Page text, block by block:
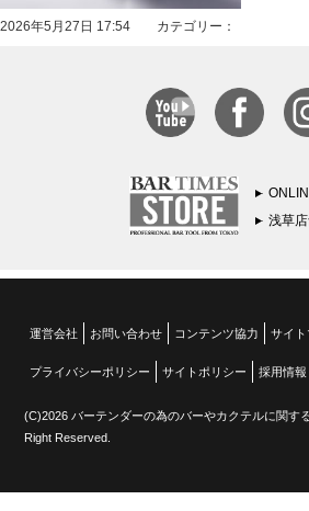
2026年5月27日 17:54 カテゴリー：
浅草
運営会社 お問い合わせ コンテンツ協力 サイ
プライバシーポリシー サイトポリシー 採用情報
(C)2026 バーテンダーの為のバーやカクテルに関す
Right Reserved.